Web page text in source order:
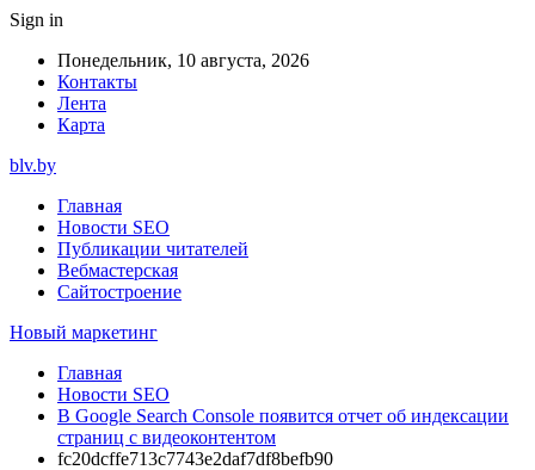
Sign in
Понедельник, 10 августа, 2026
Контакты
Лента
Карта
blv.by
Главная
Новости SEO
Публикации читателей
Вебмастерская
Сайтостроение
Новый маркетинг
Главная
Новости SEO
В Google Search Console появится отчет об индексации
страниц с видеоконтентом
fc20dcffe713c7743e2daf7df8befb90